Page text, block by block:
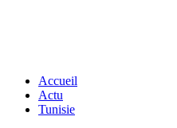
Accueil
Actu
Tunisie